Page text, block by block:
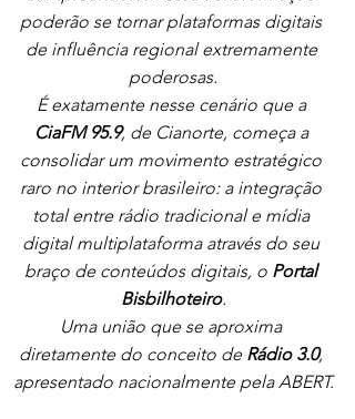
poderão se tornar plataformas digitais
de influência regional extremamente
poderosas.
É exatamente nesse cenário que a
CiaFM 95.9, de Cianorte, começa a
consolidar um movimento estratégico
raro no interior brasileiro: a integração
total entre rádio tradicional e mídia
digital multiplataforma através do seu
braço de conteúdos digitais, o Portal
Bisbilhoteiro.
Uma união que se aproxima
diretamente do conceito de Rádio 3.0,
apresentado nacionalmente pela ABERT.